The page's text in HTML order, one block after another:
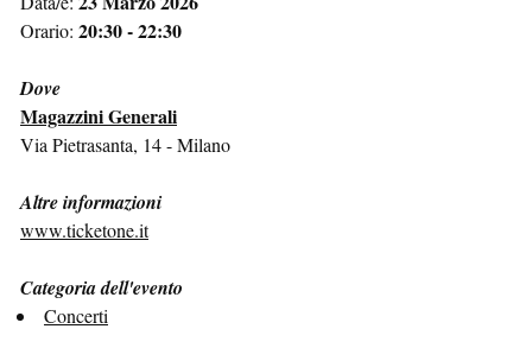
Orario: 20:30 - 22:30
Dove
Magazzini Generali
Via Pietrasanta, 14 - Milano
Altre informazioni
www.ticketone.it
Categoria dell'evento
Concerti